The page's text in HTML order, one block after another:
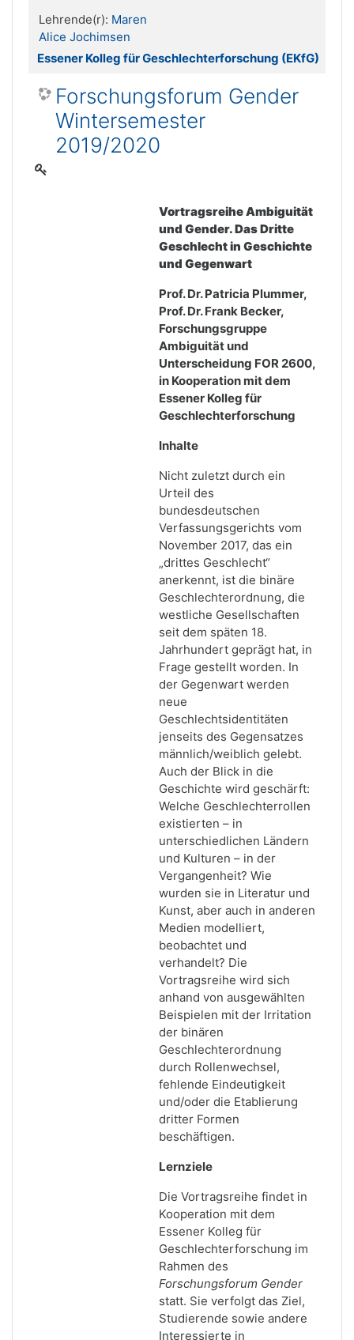
Lehrende(r): Maren
Alice Jochimsen
Essener Kolleg für Geschlechterforschung (EKfG)
Forschungsforum Gender
Wintersemester
2019/2020
Vortragsreihe Ambiguität
und Gender. Das Dritte
Geschlecht in Geschichte
und Gegenwart
Prof. Dr. Patricia Plummer,
Prof. Dr. Frank Becker,
Forschungsgruppe
Ambiguität und
Unterscheidung FOR 2600,
in Kooperation mit dem
Essener Kolleg für
Geschlechterforschung
Inhalte
Nicht zuletzt durch ein
Urteil des
bundesdeutschen
Verfassungsgerichts vom
November 2017, das ein
„drittes Geschlecht“
anerkennt, ist die binäre
Geschlechterordnung, die
westliche Gesellschaften
seit dem späten 18.
Jahrhundert geprägt hat, in
Frage gestellt worden. In
der Gegenwart werden
neue
Geschlechtsidentitäten
jenseits des Gegensatzes
männlich/weiblich gelebt.
Auch der Blick in die
Geschichte wird geschärft:
Welche Geschlechterrollen
existierten – in
unterschiedlichen Ländern
und Kulturen – in der
Vergangenheit? Wie
wurden sie in Literatur und
Kunst, aber auch in anderen
Medien modelliert,
beobachtet und
verhandelt? Die
Vortragsreihe wird sich
anhand von ausgewählten
Beispielen mit der Irritation
der binären
Geschlechterordnung
durch Rollenwechsel,
fehlende Eindeutigkeit
und/oder die Etablierung
dritter Formen
beschäftigen.
Lernziele
Die Vortragsreihe findet in
Kooperation mit dem
Essener Kolleg für
Geschlechterforschung im
Rahmen des
Forschungsforum Gender
statt. Sie verfolgt das Ziel,
Studierende sowie andere
Interessierte in